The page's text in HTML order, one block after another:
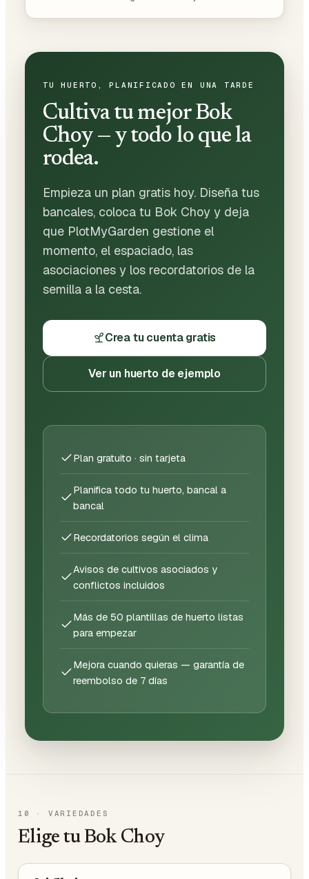
TU HUERTO, PLANIFICADO EN UNA TARDE
Cultiva tu mejor Bok
Choy — y todo lo que la
rodea.
Empieza un plan gratis hoy. Diseña tus
bancales, coloca tu Bok Choy y deja
que PlotMyGarden gestione el
momento, el espaciado, las
asociaciones y los recordatorios de la
semilla a la cesta.
Crea tu cuenta gratis
Ver un huerto de ejemplo
Plan gratuito · sin tarjeta
Planifica todo tu huerto, bancal a
bancal
Recordatorios según el clima
Avisos de cultivos asociados y
conflictos incluidos
Más de 50 plantillas de huerto listas
para empezar
Mejora cuando quieras — garantía de
reembolso de 7 días
10 · VARIEDADES
Elige tu Bok Choy